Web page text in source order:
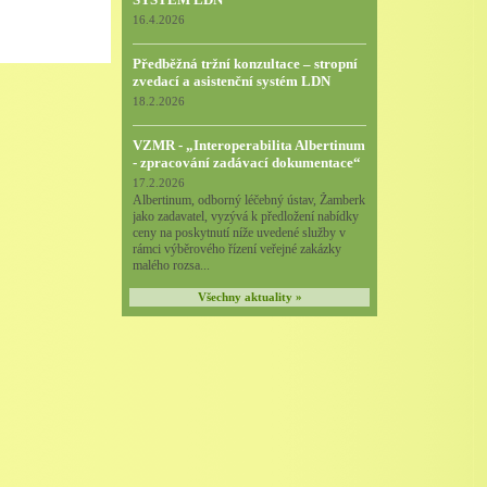
16.4.2026
Předběžná tržní konzultace – stropní
zvedací a asistenční systém LDN
18.2.2026
VZMR - „Interoperabilita Albertinum
- zpracování zadávací dokumentace“
17.2.2026
Albertinum, odborný léčebný ústav, Žamberk
jako zadavatel, vyzývá k předložení nabídky
ceny na poskytnutí níže uvedené služby v
rámci výběrového řízení veřejné zakázky
malého rozsa...
Všechny aktuality »